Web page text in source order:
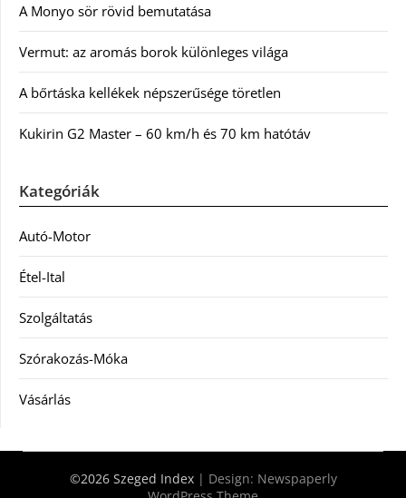
A Monyo sör rövid bemutatása
Vermut: az aromás borok különleges világa
A bőrtáska kellékek népszerűsége töretlen
Kukirin G2 Master – 60 km/h és 70 km hatótáv
Kategóriák
Autó-Motor
Étel-Ital
Szolgáltatás
Szórakozás-Móka
Vásárlás
©2026 Szeged Index | Design: Newspaperly